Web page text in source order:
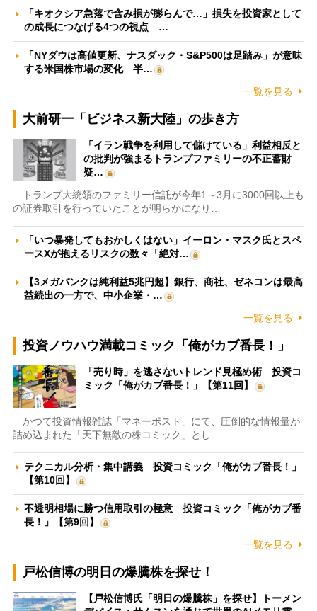
「キオクシア急落で含み損が膨らんで…」損失を投資家として
の成長につなげる4つの視点 …
「NYダウは高値更新、ナスダック・S&P500は足踏み」が意味
する米国株市場の変化 半…
一覧を見る
大前研一「ビジネス新大陸」の歩き方
「イラン戦争を利用して儲けている」利益相反と
の批判が強まるトランプファミリーの不正蓄財
疑…
トランプ大統領のファミリー信託が今年1～3月に3000回以上も
の証券取引を行っていたことが明らかになり…
「いつ暴発してもおかしくはない」イーロン・マスク氏とスペ
ースXが抱えるリスクの数々「絶対…
【3メガバンクは純利益5兆円超】銀行、商社、ゼネコンは最高
益続出の一方で、中小企業・…
一覧を見る
投資ノウハウ満載コミック「俺がカブ番長！」
「売り時」を逃さないトレンド見極め術 投資コ
ミック「俺がカブ番長！」【第11回】
かつて投資情報雑誌「マネーポスト」にて、圧倒的な情報量が
詰め込まれた「天下無敵の株コミック」とし…
テクニカル分析・集中講義 投資コミック「俺がカブ番長！」
【第10回】
不透明相場に勝つ信用取引の極意 投資コミック「俺がカブ番
長！」【第9回】
一覧を見る
戸松信博の明日の爆騰株を探せ！
【戸松信博氏「明日の爆騰株」を探せ】トーメン